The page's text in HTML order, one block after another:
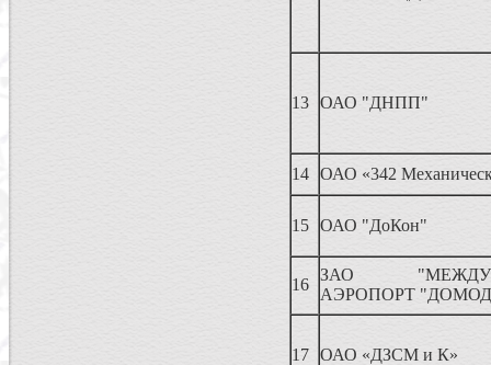
13 ОАО "ДНПП"
14 ОАО «342
15 ОАО "ДоКон"
16
ЗАО
АЭРОПОРТ
17 ОАО «ДЗСМ и К»